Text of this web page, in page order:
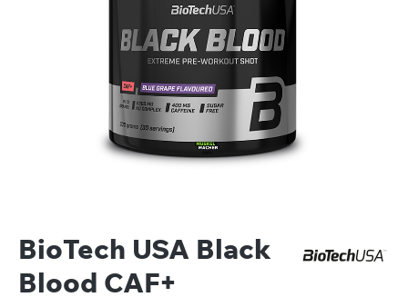
BioTech USA Black
Blood CAF+